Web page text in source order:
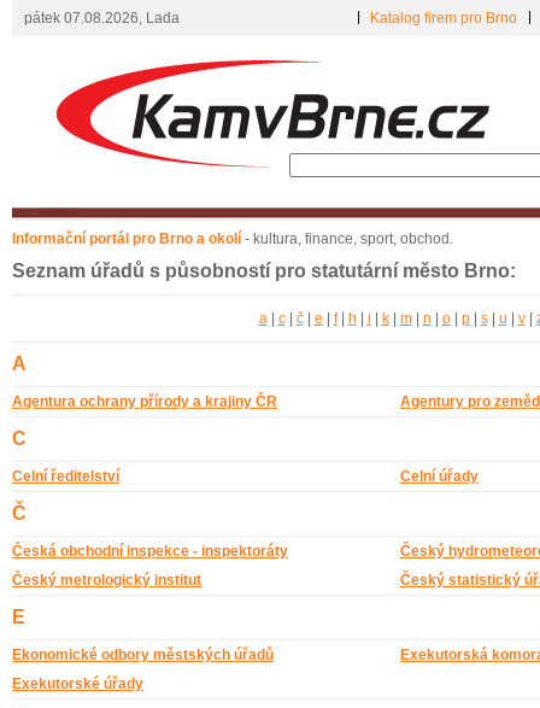
Informační portál pro Brno a okolí - kultura, finance, sport, obchod.
Katalog firem pro Brno
pátek 07.08.2026, Lada
Seznam úřadů s působností pro statutární město Brno:
a| c| č| e f| h i k| m| n o| p| s| u v|
A
Agentura ochrany přírody a krajiny ČR Agentury pro
C
Celní ředitelství Celní úřady
Č
Česká obchodní inspekce - inspektoráty
Český
Český metrologický institut
Český statistický
E
Ekonomické odbory městských úřadů
Exekutorská
Exekutorské úřady